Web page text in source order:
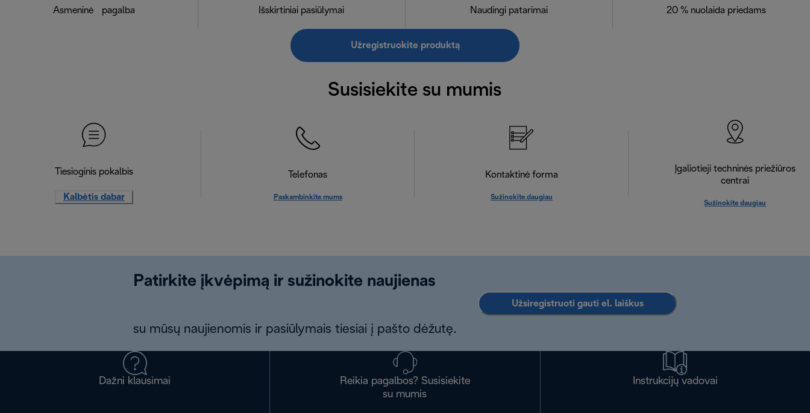
Asmeninė pagalba Išskirtiniai pasiūlymai Naudingi patarimai 20 % nuolaida priedams
Užregistruokite produktą
Susisiekite su mumis
Tiesioginis pokalbis
Kalbėtis dabar
Telefonas
Paskambinkite mums
Kontaktinė forma
Sužinokite daugiau
Įgaliotieji techninės priežiūros
centrai
Sužinokite daugiau
Patirkite įkvėpimą ir sužinokite naujienas
su mūsų naujienomis ir pasiūlymais tiesiai į pašto dėžutę.
Užsiregistruoti gauti el. laiškus
Dažni klausimai
Reikia pagalbos? Susisiekite
su mumis
Instrukcijų vadovai